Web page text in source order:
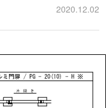
2020.12.02